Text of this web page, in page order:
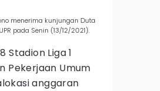
menerima kunjungan Duta
pada Senin (13/12/2021).
Stadion Liga 1
Pekerjaan Umum
anggaran